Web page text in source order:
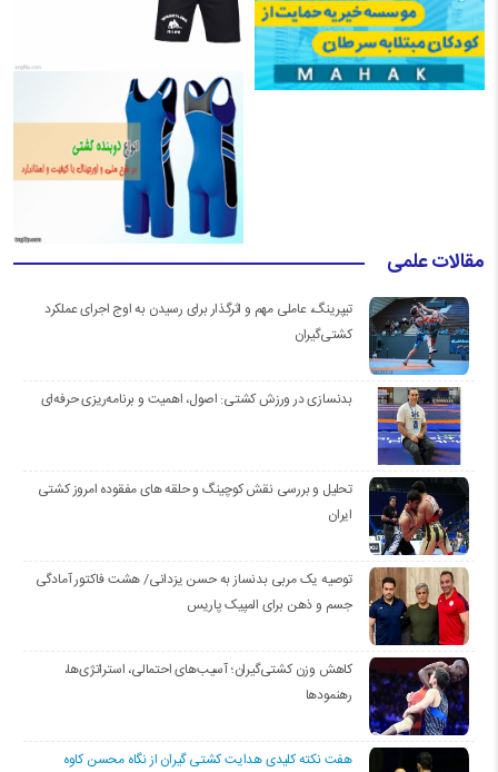
مقالات علمی
تیپرینگ، عاملی مهم و اثرگذار برای رسیدن به اوج اجرای عملکرد
کشتی‌گیران
بدنسازی در ورزش کشتی: اصول، اهمیت و برنامه‌ریزی حرفه‌ای
تحلیل و بررسی نقش کوچینگ و حلقه های مفقوده امروز کشتی
ایران
توصیه یک مربی بدنساز به حسن یزدانی/ هشت فاکتور آمادگی
جسم و ذهن برای المپیک پاریس
کاهش وزن کشتی‌گیران؛ آسیب‌های احتمالی، استراتژی‌ها،
رهنمودها
هفت نکته کلیدی هدایت کشتی گیران از نگاه محسن کاوه